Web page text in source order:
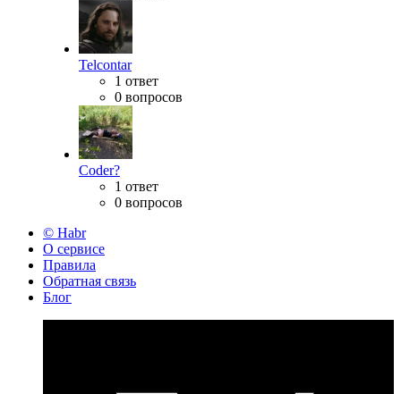
Telcontar
1 ответ
0 вопросов
Coder?
1 ответ
0 вопросов
© Habr
О сервисе
Правила
Обратная связь
Блог